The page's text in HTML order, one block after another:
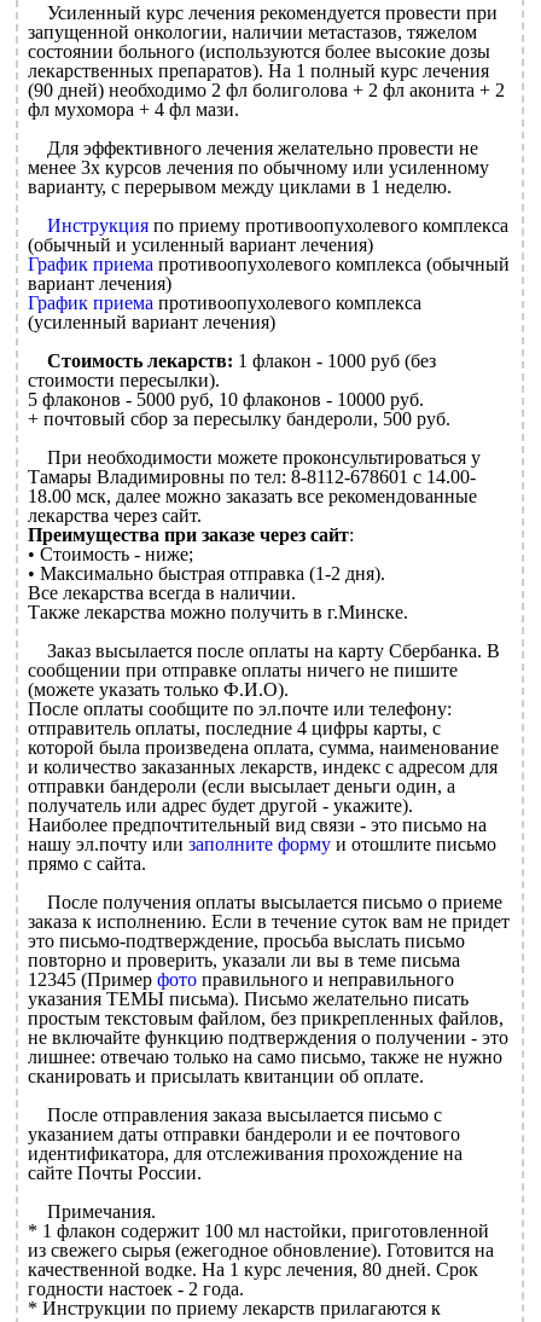
Усиленный курс лечения рекомендуется провести при
запущенной онкологии, наличии метастазов, тяжелом
состоянии больного (используются более высокие дозы
лекарственных препаратов). На 1 полный курс лечения
(90 дней) необходимо 2 фл болиголова + 2 фл аконита + 2
фл мухомора + 4 фл мази.
Для эффективного лечения желательно провести не
менее 3х курсов лечения по обычному или усиленному
варианту, с перерывом между циклами в 1 неделю.
Инструкция по приему противоопухолевого комплекса
(обычный и усиленный вариант лечения)
График приема противоопухолевого комплекса (обычный
вариант лечения)
График приема противоопухолевого комплекса
(усиленный вариант лечения)
Стоимость лекарств: 1 флакон - 1000 руб (без
стоимости пересылки).
5 флаконов - 5000 руб, 10 флаконов - 10000 руб.
+ почтовый сбор за пересылку бандероли, 500 руб.
При необходимости можете проконсультироваться у
Тамары Владимировны по тел: 8-8112-678601 с 14.00-
18.00 мск, далее можно заказать все рекомендованные
лекарства через сайт.
Преимущества при заказе через сайт:
• Стоимость - ниже;
• Максимально быстрая отправка (1-2 дня).
Все лекарства всегда в наличии.
Также лекарства можно получить в г.Минске.
Заказ высылается после оплаты на карту Сбербанка. В
сообщении при отправке оплаты ничего не пишите
(можете указать только Ф.И.О).
После оплаты сообщите по эл.почте или телефону:
отправитель оплаты, последние 4 цифры карты, с
которой была произведена оплата, сумма, наименование
и количество заказанных лекарств, индекс с адресом для
отправки бандероли (если высылает деньги один, а
получатель или адрес будет другой - укажите).
Наиболее предпочтительный вид связи - это письмо на
нашу эл.почту или заполните форму и отошлите письмо
прямо c сайта.
После получения оплаты высылается письмо о приеме
заказа к исполнению. Если в течение суток вам не придет
это письмо-подтверждение, просьба выслать письмо
повторно и проверить, указали ли вы в теме письма
12345 (Пример фото правильного и неправильного
указания ТЕМЫ письма). Письмо желательно писать
простым текстовым файлом, без прикрепленных файлов,
не включайте функцию подтверждения о получении - это
лишнее: отвечаю только на само письмо, также не нужно
сканировать и присылать квитанции об оплате.
После отправления заказа высылается письмо с
указанием даты отправки бандероли и ее почтового
идентификатора, для отслеживания прохождение на
сайте Почты России.
Примечания.
* 1 флакон содержит 100 мл настойки, приготовленной
из свежего сырья (ежегодное обновление). Готовится на
качественной водке. На 1 курс лечения, 80 дней. Срок
годности настоек - 2 года.
* Инструкции по приему лекарств прилагаются к